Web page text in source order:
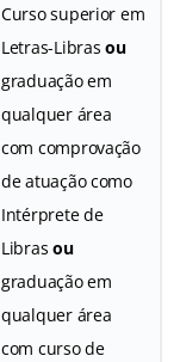
Curso superior em
Letras-Librasou
graduação em
qualquer área
com comprovação
de atuação como
Intérprete de
Librasou
graduação em
qualquer área
com curso de